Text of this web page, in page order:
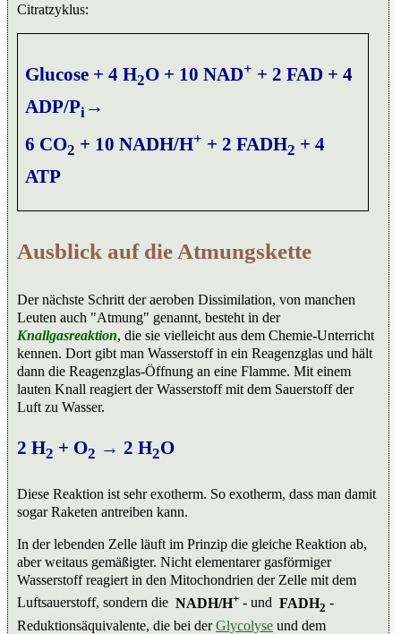
Citratzyklus:
Glucose + 4 H2O + 10 NAD+ + 2 FAD + 4
ADP/Pi →
6 CO2 + 10 NADH/H+ + 2 FADH2 + 4
ATP
Ausblick auf die Atmungskette
Der nächste Schritt der aeroben Dissimilation, von manchen
Leuten auch "Atmung" genannt, besteht in der
Knallgasreaktion, die sie vielleicht aus dem Chemie-Unterricht
kennen. Dort gibt man Wasserstoff in ein Reagenzglas und hält
dann die Reagenzglas-Öffnung an eine Flamme. Mit einem
lauten Knall reagiert der Wasserstoff mit dem Sauerstoff der
Luft zu Wasser.
2 H2 + O2 → 2 H2O
Diese Reaktion ist sehr exotherm. So exotherm, dass man damit
sogar Raketen antreiben kann.
In der lebenden Zelle läuft im Prinzip die gleiche Reaktion ab,
aber weitaus gemäßigter. Nicht elementarer gasförmiger
Wasserstoff reagiert in den Mitochondrien der Zelle mit dem
Luftsauerstoff, sondern die NADH/H+ - und FADH2 -
Reduktionsäquivalente, die bei derGlycolyse und dem